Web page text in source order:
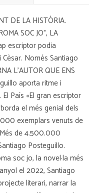
DE LA HISTÒRIA.
SOC JO", LA
escriptor podia
Només Santiago
L'AUTOR QUE ENS
aporta ritme i
País «El gran escriptor
el més genial dels
exemplars venuts de
de 4.500.000
Posteguillo.
soc jo, la novel·la més
el 2022, Santiago
literari, narrar la